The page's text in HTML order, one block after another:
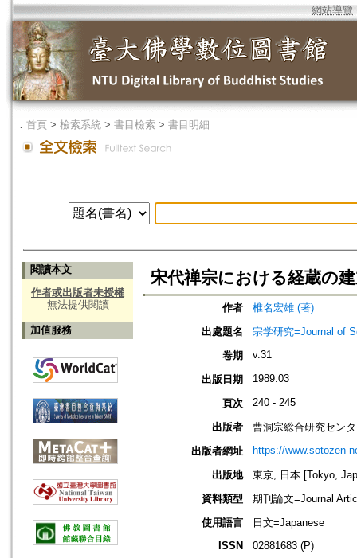
網站導覽
． 首頁 > 檢索系統 > 書目檢索 > 書目明細
閱讀本文
作者或出版者未授權
無法提供閱讀
加值服務
宋代禅宗における経蔵の
作者
椎名宏雄 (著)
出處題名
宗学研究=Journal of
卷期
v.31
出版日期 1989.03
頁次 240 - 245
出版者
曹洞宗総合研究セン
出版者網址
https://www.sotozen-
出版地
東京, 日本 [Tokyo,
資料類型
期刊論文=Journal
使用語言
日文=Japanese
ISSN
02881683 (P)